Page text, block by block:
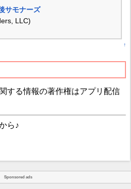
サモナーズ
LLC)
↑
する情報の著作権はアプリ配信
ら♪
Sponsored ads